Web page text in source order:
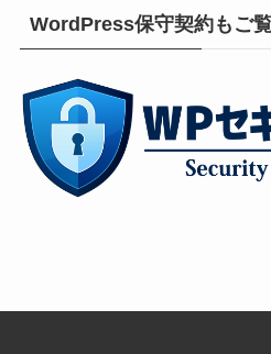
WordPress保守契約もご